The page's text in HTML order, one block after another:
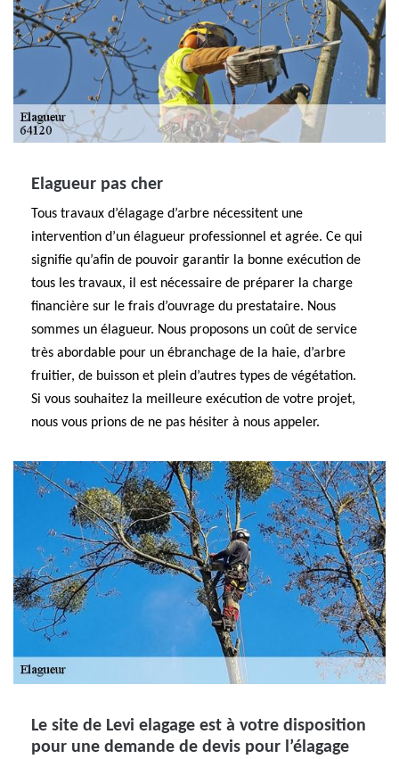
Elagueur pas cher
Tous travaux d’élagage d’arbre nécessitent une
intervention d’un élagueur professionnel et agrée. Ce qui
signifie qu’afin de pouvoir garantir la bonne exécution de
tous les travaux, il est nécessaire de préparer la charge
financière sur le frais d’ouvrage du prestataire. Nous
sommes un élagueur. Nous proposons un coût de service
très abordable pour un ébranchage de la haie, d’arbre
fruitier, de buisson et plein d’autres types de végétation.
Si vous souhaitez la meilleure exécution de votre projet,
nous vous prions de ne pas hésiter à nous appeler.
Le site de Levi elagage est à votre disposition
pour une demande de devis pour l’élagage